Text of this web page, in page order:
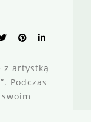
z artystką
Podczas